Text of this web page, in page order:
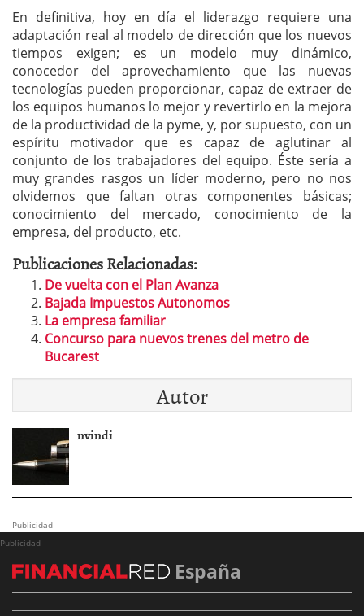
En definitiva, hoy en día el liderazgo requiere una
adaptación real al modelo de dirección que los nuevos
tiempos exigen; es un modelo muy dinámico,
conocedor del aprovechamiento que las nuevas
tecnologías pueden proporcionar, capaz de extraer de
los equipos humanos lo mejor y revertirlo en la mejora
de la productividad de la pyme, y, por supuesto, con un
espíritu motivador que es capaz de aglutinar al
conjunto de los trabajadores del equipo. Éste sería a
muy grandes rasgos un líder moderno, pero no nos
olvidemos que faltan otras componentes básicas;
conocimiento del mercado, conocimiento de la
empresa, del producto, etc.
Publicaciones Relacionadas:
De vuelta con el Plan Avanza
Bajada Impuestos Autonomos
La empresa familiar
Concurso para nuevos trenes del metro de
Bucarest
Autor
nvindi
Publicidad
Publicidad
España